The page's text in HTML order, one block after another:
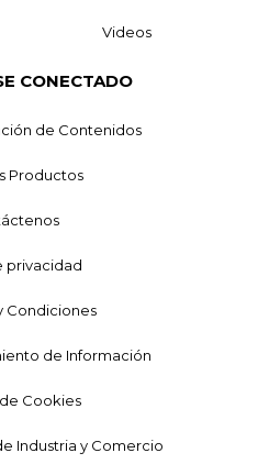
Videos
CONECTADO
de Contenidos
Productos
privacidad
Condiciones
de Información
Cookies
Industria y Comercio